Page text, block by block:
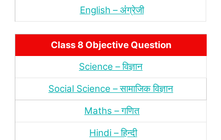
English – अंंग्रेजी
Class 8 Objective Question
Science – विज्ञान
Social Science – सामाजिक विज्ञान
Maths – गणित
Hindi – हिन्‍दी